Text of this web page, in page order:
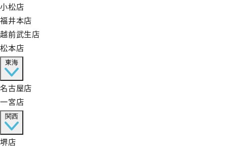
小松店
福井本店
越前武生店
松本店
東海
名古屋店
一宮店
関西
堺店